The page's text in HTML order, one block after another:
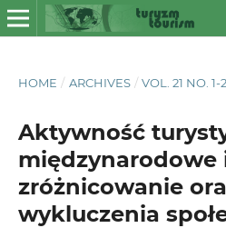
HOME / ARCHIVES / VOL. 21 NO. 1-
Aktywność
międzynarodowe
zróżnicowanie
wykluczenia